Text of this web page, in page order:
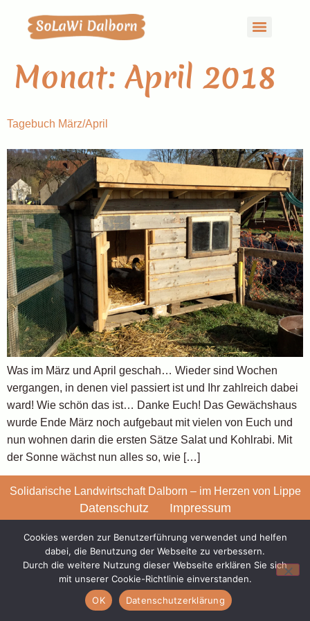
Monat:April 2018
Tagebuch März/April
Was im März und April geschah… Wieder sind Wochen
vergangen, in denen viel passiert ist und Ihr zahlreich dabei
ward! Wie schön das ist… Danke Euch! Das Gewächshaus
wurde Ende März noch aufgebaut mit vielen von Euch und
nun wohnen darin die ersten Sätze Salat und Kohlrabi. Mit
der Sonne wächst nun alles so, wie […]
Solidarische Landwirtschaft Dalborn – im Herzen von Lippe
Datenschutz Impressum
Cookies werden zur Benutzerführung verwendet und helfen
dabei, die Benutzung der Webseite zu verbessern.
Durch die weitere Nutzung dieser Webseite erklären Sie sich
mit unserer Cookie-Richtlinie einverstanden.
OK
Datenschutzerklärung